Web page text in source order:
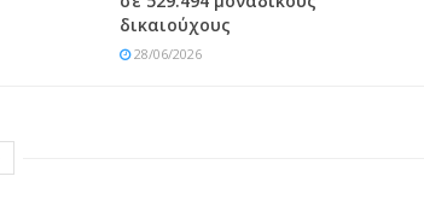
δικαιούχους
28/06/2026